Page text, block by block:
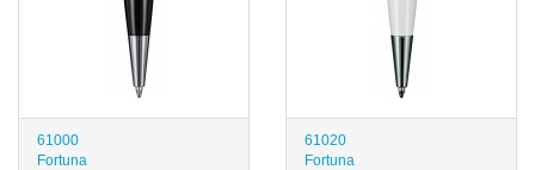
61000
Fortuna
61020
Fortuna